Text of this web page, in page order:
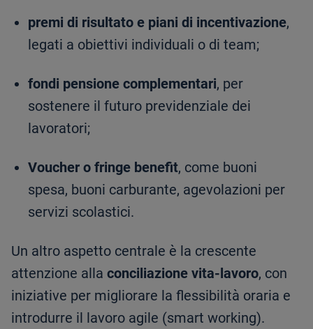
premi di risultato e piani di incentivazione,
legati a obiettivi individuali o di team;
fondi pensione complementari, per
sostenere il futuro previdenziale dei
lavoratori;
Voucher o fringe benefit, come buoni
spesa, buoni carburante, agevolazioni per
servizi scolastici.
Un altro aspetto centrale è la crescente
attenzione alla conciliazione vita-lavoro, con
iniziative per migliorare la flessibilità oraria e
introdurre il lavoro agile (smart working).